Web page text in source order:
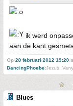
ik werd
aan de kant
Op 28 februari 2012 19:20
DancingPhoebe:Jezus,
Blues